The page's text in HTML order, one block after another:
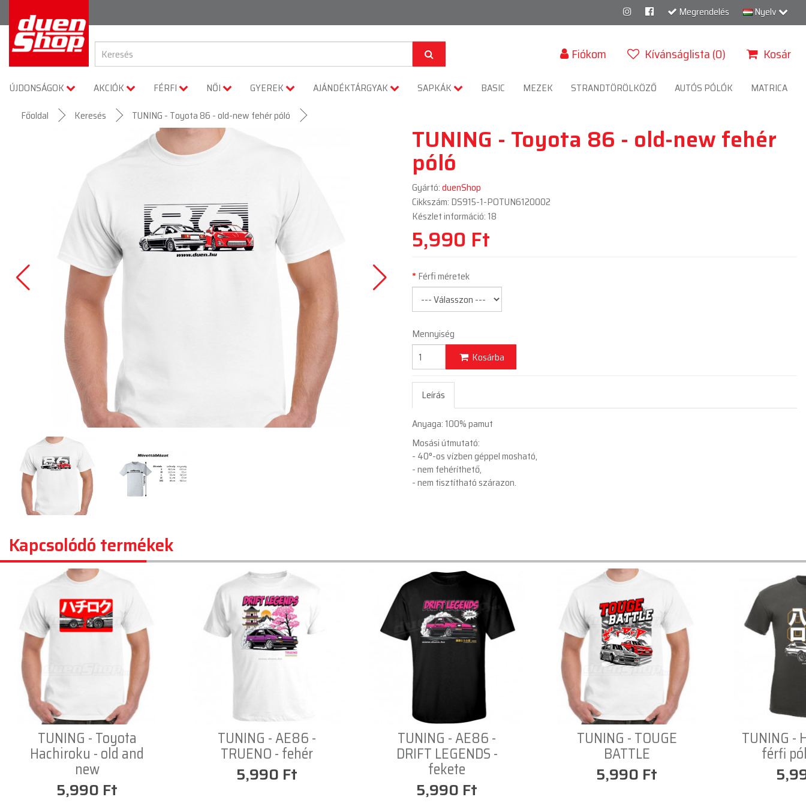
Megrendelés Nyelv
Fiókom Kívánságlista (0) Kosár
ÚJDONSÁGOK AKCIÓK FÉRFI NŐI GYEREK AJÁNDÉKTÁRGYAK SAPKÁK BASIC MEZEK STRANDTÖRÖLKÖZŐ AUTÓS PÓLÓK
MATRICA
Főoldal
Keresés TUNING - Toyota 86 - old-new fehér póló
TUNING - Toyota 86 - old-new fehér
póló
Gyártó:duenShop
Cikkszám: DS915-1-POTUN6120002
Készlet információ: 18
5,990 Ft
Férfi méretek
Mennyiség
Kosárba
Leírás
Anyaga: 100% pamut
Mosási útmutató:
- 40°-os vízben géppel mosható,
- nem fehéríthető,
- nem tisztítható szárazon.
Kapcsolódó termékek
TUNING - Toyota
Hachiroku - old and
new
5,990 Ft
TUNING - AE86 -
TRUENO - fehér
5,990 Ft
TUNING - AE86 -
DRIFT LEGENDS -
fekete
5,990 Ft
TUNING - TOUGE
BATTLE
5,990 Ft
TUNING -
férfi